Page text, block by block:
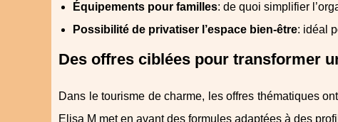
Équipements pour familles: de quoi simplifier
Possibilité de privatiser l’espace bien-être: idéal
Des offres ciblées pour transformer
Dans le tourisme de charme, les offres thématiques
Elisa M met en avant des formules adaptées à des